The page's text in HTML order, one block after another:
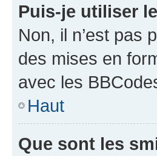
Puis-je utiliser
Non, il n’est pas
des mises en
avec les
Haut
Que sont les